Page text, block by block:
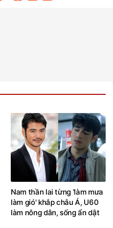
Nam thần lai từng 'làm mưa
làm gió' khắp châu Á, U60
làm nông dân, sống ẩn dật